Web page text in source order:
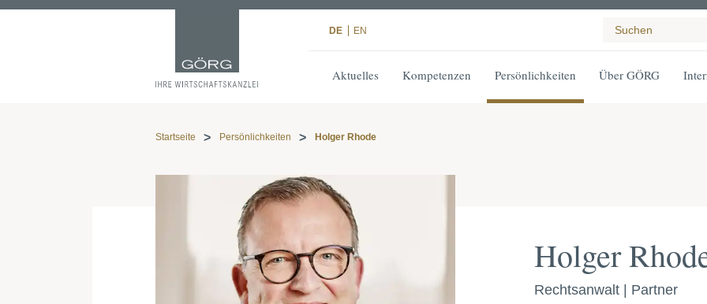
DE EN
Aktuelles Kompetenzen Persönlichkeiten Über GÖRG
Startseite Persönlichkeiten Holger Rhode
Holger
Rechtsanwalt | Partner